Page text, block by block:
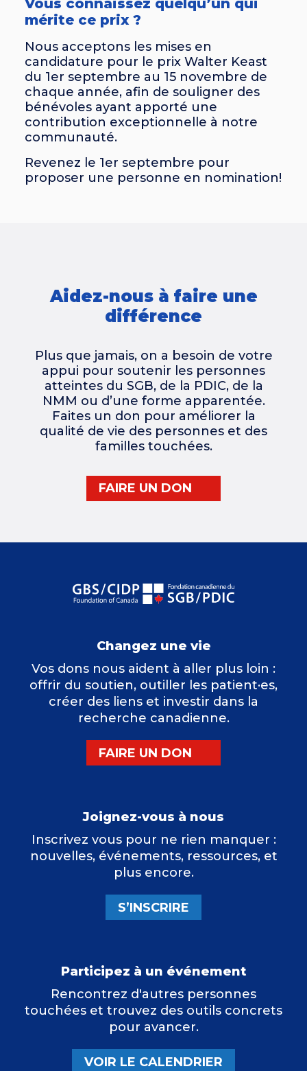
Vous connaissez quelqu’un qui
mérite ce prix ?
Nous acceptons les mises en
candidature pour le prix Walter Keast
du 1er septembre au 15 novembre de
chaque année, afin de souligner des
bénévoles ayant apporté une
contribution exceptionnelle à notre
communauté.
Revenez le 1er septembre pour
proposer une personne en nomination!
Aidez-nous à faire une
différence
Plus que jamais, on a besoin de votre
appui pour soutenir les personnes
atteintes du SGB, de la PDIC, de la
NMM ou d’une forme apparentée.
Faites un don pour améliorer la
qualité de vie des personnes et des
familles touchées.
FAIRE UN DON
Changez une vie
Vos dons nous aident à aller plus loin :
offrir du soutien, outiller les patient·es,
créer des liens et investir dans la
recherche canadienne.
FAIRE UN DON
Joignez-vous à nous
Inscrivez vous pour ne rien manquer :
nouvelles, événements, ressources, et
plus encore.
S’INSCRIRE
Participez à un événement
Rencontrez d'autres personnes
touchées et trouvez des outils concrets
pour avancer.
VOIR LE CALENDRIER